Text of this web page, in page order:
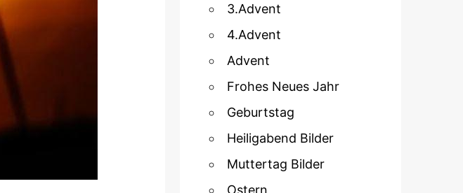
3.Advent
4.Advent
Advent
Frohes Neues Jahr
Geburtstag
Heiligabend Bilder
Muttertag Bilder
Ostern